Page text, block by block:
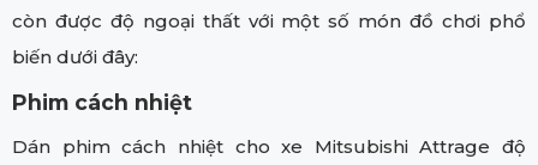
còn được độ ngoại thất với một số món đồ chơi phổ
biến dưới đây:
Phim cách nhiệt
Dán phim cách nhiệt cho xe Mitsubishi Attrage độ